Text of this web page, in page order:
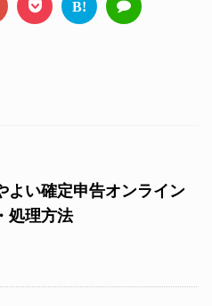
B!
よい確定申告オンライン
処理方法